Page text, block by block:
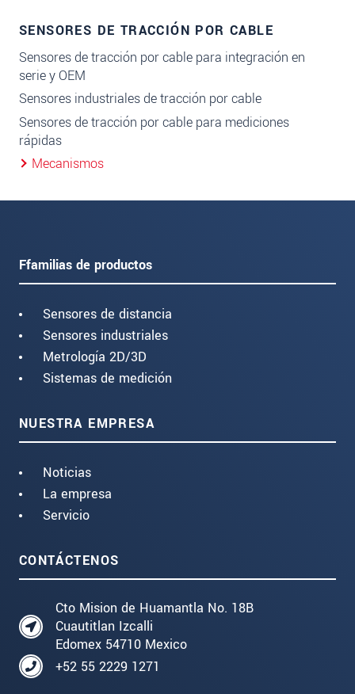
SENSORES DE TRACCIÓN POR CABLE
Sensores de tracción por cable para integración en
serie y OEM
Sensores industriales de tracción por cable
Sensores de tracción por cable para mediciones
rápidas
Mecanismos
Ffamilias de productos
Sensores de distancia
Sensores industriales
Metrología 2D/3D
Sistemas de medición
NUESTRA EMPRESA
Noticias
La empresa
Servicio
CONTÁCTENOS
Cto Mision de Huamantla No. 18B
Cuautitlan Izcalli
Edomex 54710 Mexico
+52 55 2229 1271